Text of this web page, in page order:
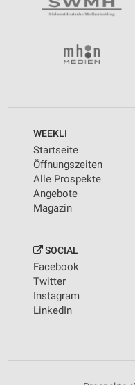
WEEKLI
Startseite
Öffnungszeiten
Alle Prospekte
Angebote
Magazin
SOCIAL
Facebook
Twitter
Instagram
LinkedIn